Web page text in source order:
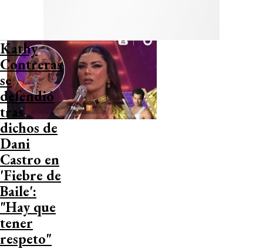
Kathy
Contreras
se
defendió
tras
dichos de
Dani
Castro en
'Fiebre de
Baile':
"Hay que
tener
respeto"